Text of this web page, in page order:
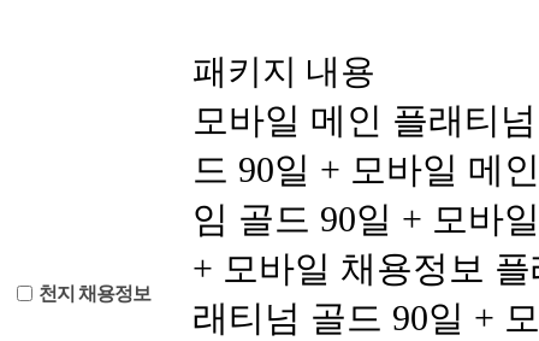
천지 채용정보
패키지 내용
모바일 메인 플래티
드 90일 + 모바일 메
임 골드 90일 + 모바
+ 모바일 채용정보
래티넘 골드 90일 +